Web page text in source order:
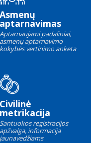
Asmenų
aptarnavimas
Aptarnaujami padaliniai,
asmenų aptarnavimo
kokybės vertinimo anketa
Civilinė
metrikacija
Santuokos registracijos
apžvalga, informacija
jaunavedžiams